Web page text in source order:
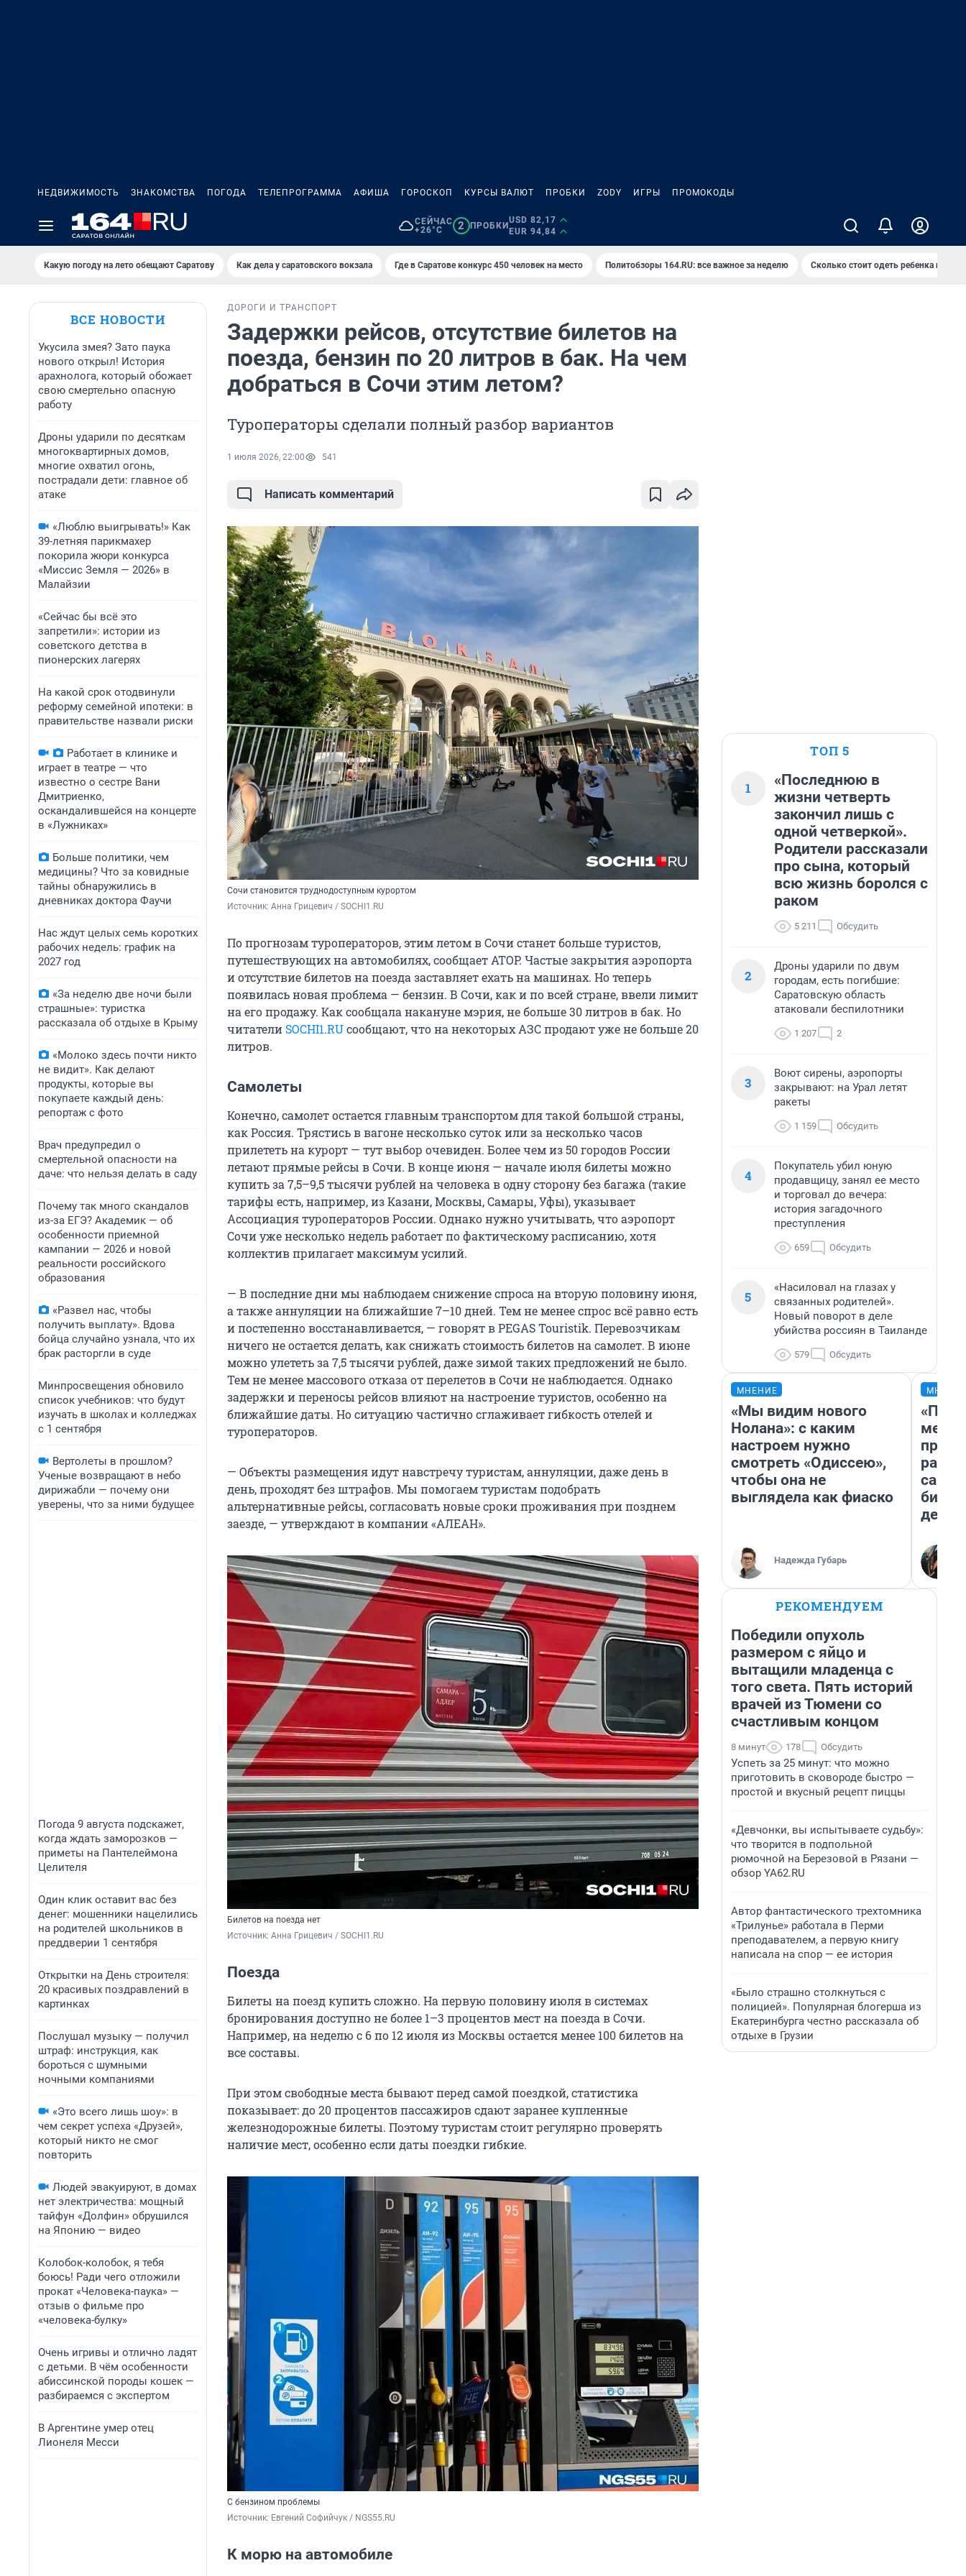
НЕДВИЖИМОСТЬ ЗНАКОМСТВА ПОГОДА ТЕЛЕПРОГРАММА АФИША ГОРОСКОП КУРСЫ ВАЛЮТ ПРОБКИ ZODY ИГРЫ ПРОМОКОДЫ
СЕЙЧАС
+26°C
2 ПРОБКИ
USD 82,17
EUR 94,84
Какую погоду на лето обещают Саратову Как дела у саратовского вокзала Где в Саратове конкурс 450 человек на место Политобзоры 164.RU: все важное за неделю Сколько стоит одеть ребенка на
ВСЕ НОВОСТИ
Укусила змея? Зато паука
нового открыл! История
арахнолога, который обожает
свою смертельно опасную
работу
Дроны ударили по десяткам
многоквартирных домов,
многие охватил огонь,
пострадали дети: главное об
атаке
«Люблю выигрывать!» Как
39-летняя парикмахер
покорила жюри конкурса
«Миссис Земля — 2026» в
Малайзии
«Сейчас бы всё это
запретили»: истории из
советского детства в
пионерских лагерях
На какой срок отодвинули
реформу семейной ипотеки: в
правительстве назвали риски
Работает в клинике и
играет в театре — что
известно о сестре Вани
Дмитриенко,
оскандалившейся на концерте
в «Лужниках»
Больше политики, чем
медицины? Что за ковидные
тайны обнаружились в
дневниках доктора Фаучи
Нас ждут целых семь коротких
рабочих недель: график на
2027 год
«За неделю две ночи были
страшные»: туристка
рассказала об отдыхе в Крыму
«Молоко здесь почти никто
не видит». Как делают
продукты, которые вы
покупаете каждый день:
репортаж с фото
Врач предупредил о
смертельной опасности на
даче: что нельзя делать в саду
Почему так много скандалов
из-за ЕГЭ? Академик — об
особенности приемной
кампании — 2026 и новой
реальности российского
образования
«Развел нас, чтобы
получить выплату». Вдова
бойца случайно узнала, что их
брак расторгли в суде
Минпросвещения обновило
список учебников: что будут
изучать в школах и колледжах
с 1 сентября
Вертолеты в прошлом?
Ученые возвращают в небо
дирижабли — почему они
уверены, что за ними будущее
Погода 9 августа подскажет,
когда ждать заморозков —
приметы на Пантелеймона
Целителя
Один клик оставит вас без
денег: мошенники нацелились
на родителей школьников в
преддверии 1 сентября
Открытки на День строителя:
20 красивых поздравлений в
картинках
Послушал музыку — получил
штраф: инструкция, как
бороться с шумными
ночными компаниями
«Это всего лишь шоу»: в
чем секрет успеха «Друзей»,
который никто не смог
повторить
Людей эвакуируют, в домах
нет электричества: мощный
тайфун «Долфин» обрушился
на Японию — видео
Колобок-колобок, я тебя
боюсь! Ради чего отложили
прокат «Человека-паука» —
отзыв о фильме про
«человека-булку»
Очень игривы и отлично ладят
с детьми. В чём особенности
абиссинской породы кошек —
разбираемся с экспертом
В Аргентине умер отец
Лионеля Месси
ДОРОГИ И ТРАНСПОРТ
Задержки рейсов, отсутствие билетов на
поезда, бензин по 20 литров в бак. На чем
добраться в Сочи этим летом?
Туроператоры сделали полный разбор вариантов
1 июля 2026, 22:00 541
Написать комментарий
Сочи становится труднодоступным курортом
Источник: Анна Грицевич / SOCHI1.RU
По прогнозам туроператоров, этим летом в Сочи станет больше туристов,
путешествующих на автомобилях, сообщает АТОР. Частые закрытия аэропорта
и отсутствие билетов на поезда заставляет ехать на машинах. Но теперь
появилась новая проблема — бензин. В Сочи, как и по всей стране, ввели лимит
на его продажу. Как сообщала накануне мэрия, не больше 30 литров в бак. Но
читатели SOCHI1.RUсообщают, что на некоторых АЗС продают уже не больше 20
литров.
Самолеты
Конечно, самолет остается главным транспортом для такой большой страны,
как Россия. Трястись в вагоне несколько суток или за несколько часов
прилететь на курорт — тут выбор очевиден. Более чем из 50 городов России
летают прямые рейсы в Сочи. В конце июня — начале июля билеты можно
купить за 7,5–9,5 тысячи рублей на человека в одну сторону без багажа (такие
тарифы есть, например, из Казани, Москвы, Самары, Уфы), указывает
Ассоциация туроператоров России. Однако нужно учитывать, что аэропорт
Сочи уже несколько недель работает по фактическому расписанию, хотя
коллектив прилагает максимум усилий.
— В последние дни мы наблюдаем снижение спроса на вторую половину июня,
а также аннуляции на ближайшие 7–10 дней. Тем не менее спрос всё равно есть
и постепенно восстанавливается, — говорят в PEGAS Touristik. Перевозчикам
ничего не остается делать, как снижать стоимость билетов на самолет. В июне
можно улететь за 7,5 тысячи рублей, даже зимой таких предложений не было.
Тем не менее массового отказа от перелетов в Сочи не наблюдается. Однако
задержки и переносы рейсов влияют на настроение туристов, особенно на
ближайшие даты. Но ситуацию частично сглаживает гибкость отелей и
туроператоров.
— Объекты размещения идут навстречу туристам, аннуляции, даже день в
день, проходят без штрафов. Мы помогаем туристам подобрать
альтернативные рейсы, согласовать новые сроки проживания при позднем
заезде, — утверждают в компании «АЛЕАН».
Билетов на поезда нет
Источник: Анна Грицевич / SOCHI1.RU
Поезда
Билеты на поезд купить сложно. На первую половину июля в системах
бронирования доступно не более 1–3 процентов мест на поезда в Сочи.
Например, на неделю с 6 по 12 июляиз Москвы остается менее 100 билетов на
все составы.
При этом свободные места бывают перед самой поездкой, статистика
показывает: до 20 процентов пассажиров сдают заранее купленные
железнодорожные билеты. Поэтому туристам стоит регулярно проверять
наличие мест, особенно если даты поездки гибкие.
С бензином проблемы
Источник: Евгений Софийчук / NGS55.RU
К морю на автомобиле
ТОП 5
1
«Последнюю в
жизни четверть
закончил лишь с
одной четверкой».
Родители рассказали
про сына, который
всю жизнь боролся с
раком
5 211 Обсудить
2
Дроны ударили по двум
городам, есть погибшие:
Саратовскую область
атаковали беспилотники
1 207 2
3
Воют сирены, аэропорты
закрывают: на Урал летят
ракеты
1 159 Обсудить
4
Покупатель убил юную
продавщицу, занял ее место
и торговал до вечера:
история загадочного
преступления
659 Обсудить
5
«Насиловал на глазах у
связанных родителей».
Новый поворот в деле
убийства россиян в Таиланде
579 Обсудить
МНЕНИЕ
«Мы видим нового
Нолана»: с каким
настроем нужно
смотреть «Одиссею»,
чтобы она не
выглядела как фиаско
Надежда Губарь
РЕКОМЕНДУЕМ
Победили опухоль
размером с яйцо и
вытащили младенца с
того света. Пять историй
врачей из Тюмени со
счастливым концом
8 минут 178 Обсудить
Успеть за 25 минут: что можно
приготовить в сковороде быстро —
простой и вкусный рецепт пиццы
«Девчонки, вы испытываете судьбу»:
что творится в подпольной
рюмочной на Березовой в Рязани —
обзор YA62.RU
Автор фантастического трехтомника
«Трилунье» работала в Перми
преподавателем, а первую книгу
написала на спор — ее история
«Было страшно столкнуться с
полицией». Популярная блогерша из
Екатеринбурга честно рассказала об
отдыхе в Грузии